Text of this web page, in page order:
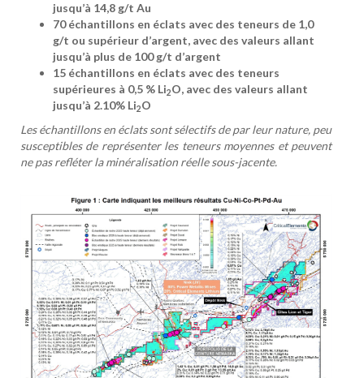
jusqu’à 14,8 g/t Au
70 échantillons en éclats avec des teneurs de 1,0
g/t ou supérieur d’argent, avec des valeurs allant
jusqu’à plus de 100 g/t d’argent
15 échantillons en éclats avec des teneurs
supérieures à 0,5 % Li2O, avec des valeurs allant
jusqu’à 2.10% Li2O
Les échantillons en éclats sont sélectifs de par leur nature, peu
susceptibles de représenter les teneurs moyennes et peuvent
ne pas refléter la minéralisation réelle sous-jacente.